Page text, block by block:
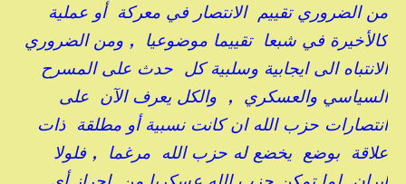
من الضروري تقييم الانتصار في معركة أو عملية
كالأخيرة في شبعا تقييما موضوعيا , ومن الضروري
الانتباه الى ايجابية وسلبية كل حدث على المسرح
السياسي والعسكري , والكل يعرف الآن على
انتصارات حزب الله ان كانت نسبية أو مطلقة ذات
علاقة بوضع يخضع له حزب الله مرغما , فلولا